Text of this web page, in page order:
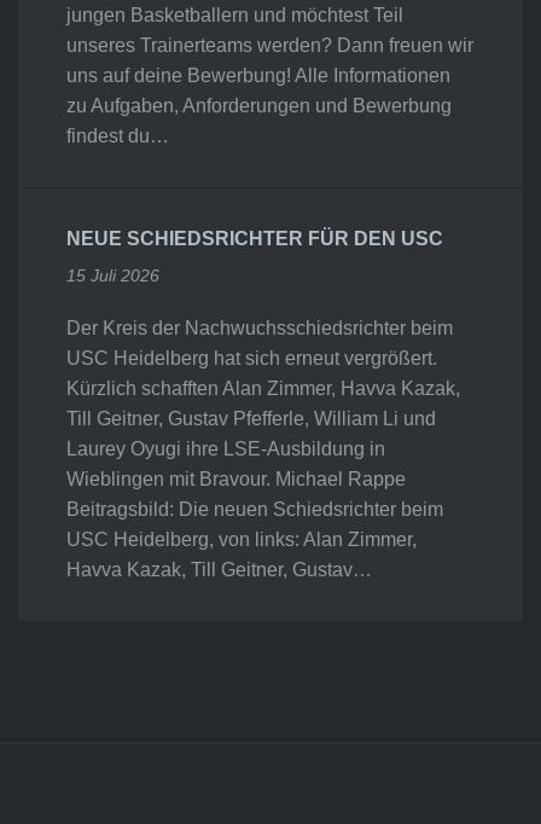
jungen Basketballern und möchtest Teil
unseres Trainerteams werden? Dann freuen wir
uns auf deine Bewerbung! Alle Informationen
zu Aufgaben, Anforderungen und Bewerbung
findest du…
NEUE SCHIEDSRICHTER FÜR DEN USC
15 Juli 2026
Der Kreis der Nachwuchsschiedsrichter beim
USC Heidelberg hat sich erneut vergrößert.
Kürzlich schafften Alan Zimmer, Havva Kazak,
Till Geitner, Gustav Pfefferle, William Li und
Laurey Oyugi ihre LSE-Ausbildung in
Wieblingen mit Bravour. Michael Rappe
Beitragsbild: Die neuen Schiedsrichter beim
USC Heidelberg, von links: Alan Zimmer,
Havva Kazak, Till Geitner, Gustav…